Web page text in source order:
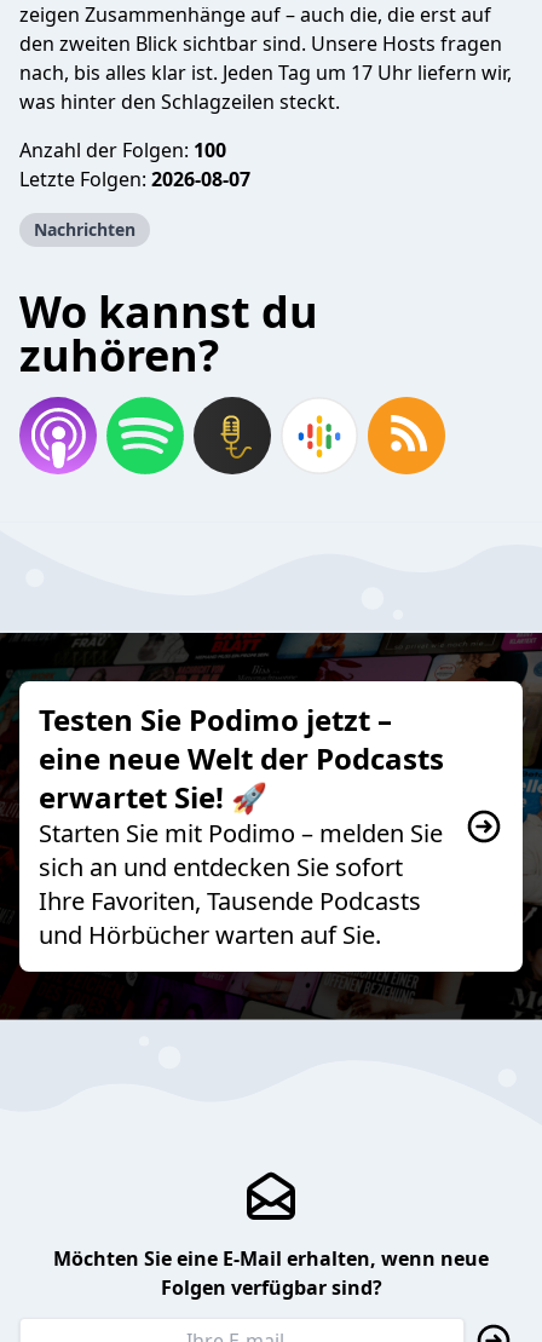
zeigen Zusammenhänge auf – auch die, die erst auf
den zweiten Blick sichtbar sind. Unsere Hosts fragen
nach, bis alles klar ist. Jeden Tag um 17 Uhr liefern wir,
was hinter den Schlagzeilen steckt.
Anzahl der Folgen: 100
Letzte Folgen: 2026-08-07
Nachrichten
Wo kannst du
zuhören?
Testen Sie Podimo jetzt –
eine neue Welt der Podcasts
erwartet Sie! 🚀
Starten Sie mit Podimo – melden Sie
sich an und entdecken Sie sofort
Ihre Favoriten, Tausende Podcasts
und Hörbücher warten auf Sie.
Möchten Sie eine E-Mail erhalten, wenn neue
Folgen verfügbar sind?